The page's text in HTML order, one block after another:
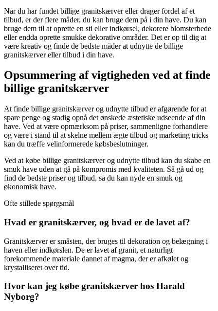
Når du har fundet billige granitskærver eller drager fordel af et
tilbud, er der flere måder, du kan bruge dem på i din have. Du kan
bruge dem til at oprette en sti eller indkørsel, dekorere blomsterbede
eller endda oprette smukke dekorative områder. Det er op til dig at
være kreativ og finde de bedste måder at udnytte de billige
granitskærver eller tilbud i din have.
Opsummering af vigtigheden ved at finde
billige granitskærver
At finde billige granitskærver og udnytte tilbud er afgørende for at
spare penge og stadig opnå det ønskede æstetiske udseende af din
have. Ved at være opmærksom på priser, sammenligne forhandlere
og være i stand til at skelne mellem ægte tilbud og marketing tricks
kan du træffe velinformerede købsbeslutninger.
Ved at købe billige granitskærver og udnytte tilbud kan du skabe en
smuk have uden at gå på kompromis med kvaliteten. Så gå ud og
find de bedste priser og tilbud, så du kan nyde en smuk og
økonomisk have.
Ofte stillede spørgsmål
Hvad er granitskærver, og hvad er de lavet af?
Granitskærver er småsten, der bruges til dekoration og belægning i
haven eller indkørslen. De er lavet af granit, et naturligt
forekommende materiale dannet af magma, der er afkølet og
krystalliseret over tid.
Hvor kan jeg købe granitskærver hos Harald
Nyborg?